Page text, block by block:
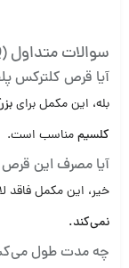
سوالات متداول (FAQ)
آیا قرص کلترکس
بله، این مکمل برای
کلسیممناسب است.
آیا مصرف این
خیر، این مکمل فاقد
نمی‌کند.
چه مدت طول